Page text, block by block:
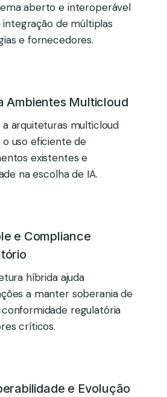
aberto e interoperável
integração de múltiplas
e fornecedores.​
Ambientes Multicloud​
arquiteturas multicloud
uso eficiente de
existentes e
na escolha de IA.​
e Compliance
híbrida ajuda
a manter soberania de
regulatória
críticos.​
e Evolução